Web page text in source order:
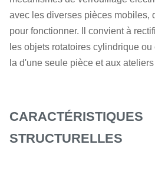
avec les diverses pièces mobiles,
pour fonctionner. Il convient à
les objets rotatoires cylindrique
la d'une seule pièce et aux
CARACTÉRISTIQUES
STRUCTURELLES